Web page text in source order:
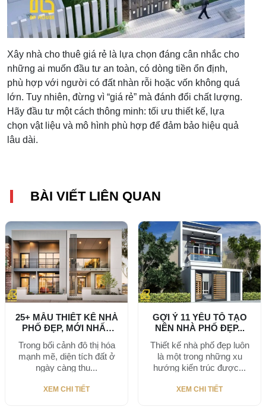
Xây nhà cho thuê giá rẻ là lựa chọn đáng cân nhắc cho
những ai muốn đầu tư an toàn, có dòng tiền ổn định,
phù hợp với người có đất nhàn rỗi hoặc vốn không quá
lớn. Tuy nhiên, đừng vì “giá rẻ” mà đánh đổi chất lượng.
Hãy đầu tư một cách thông minh: tối ưu thiết kế, lựa
chọn vật liệu và mô hình phù hợp để đảm bảo hiệu quả
lâu dài.
BÀI VIẾT LIÊN QUAN
25+ MẪU THIẾT KẾ NHÀ
PHỐ ĐẸP, MỚI NHẤT
Trong bối cảnh đô thị hóa
mạnh mẽ, diện tích đất ở
ngày càng thu...
XEM CHI TIẾT
GỢI Ý 11 YẾU TỐ TẠO
NÊN NHÀ PHỐ ĐẸP...
Thiết kế nhà phố đẹp luôn
là một trong những xu
hướng kiến trúc được...
XEM CHI TIẾT